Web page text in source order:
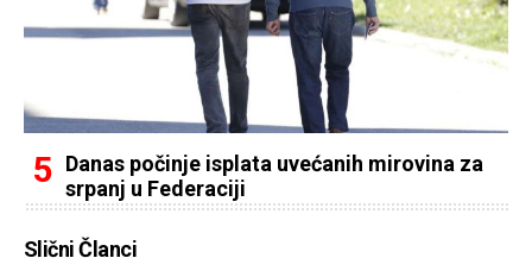
Danas počinje isplata uvećanih mirovina za
srpanj u Federaciji
Slični Članci